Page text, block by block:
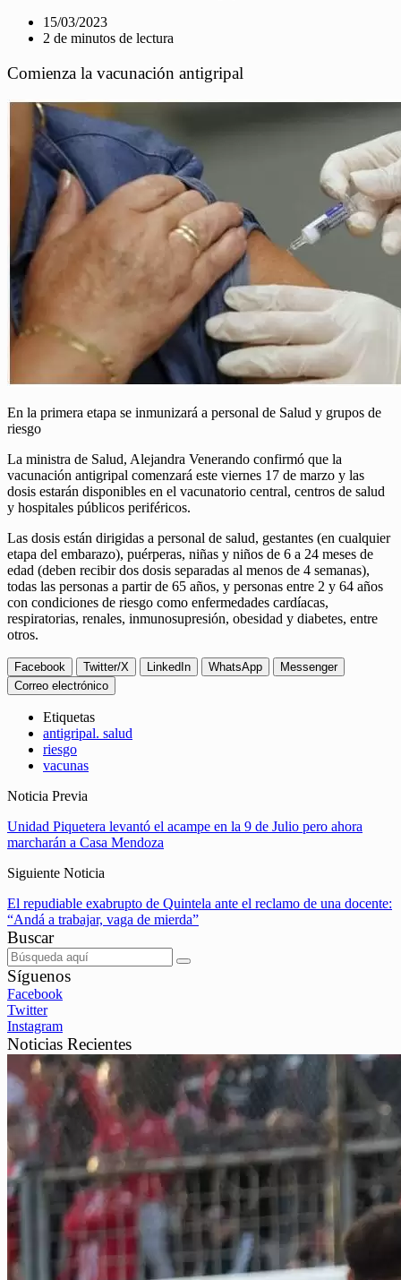
15/03/2023
2 de minutos de lectura
Comienza la vacunación antigripal
En la primera etapa se inmunizará a personal de Salud y grupos de
riesgo
La ministra de Salud, Alejandra Venerando confirmó que la
vacunación antigripal comenzará este viernes 17 de marzo y las
dosis estarán disponibles en el vacunatorio central, centros de salud
y hospitales públicos periféricos.
Las dosis están dirigidas a personal de salud, gestantes (en cualquier
etapa del embarazo), puérperas, niñas y niños de 6 a 24 meses de
edad (deben recibir dos dosis separadas al menos de 4 semanas),
todas las personas a partir de 65 años, y personas entre 2 y 64 años
con condiciones de riesgo como enfermedades cardíacas,
respiratorias, renales, inmunosupresión, obesidad y diabetes, entre
otros.
Facebook Twitter/X LinkedIn WhatsApp
Messenger
Correo electrónico
Etiquetas
antigripal. salud
riesgo
vacunas
Noticia Previa
Unidad Piquetera levantó el acampe en la 9 de Julio pero ahora
marcharán a Casa Mendoza
Siguiente Noticia
El repudiable exabrupto de Quintela ante el reclamo de una docente:
“Andá a trabajar, vaga de mierda”
Buscar
Síguenos
Facebook
Twitter
Instagram
Noticias Recientes